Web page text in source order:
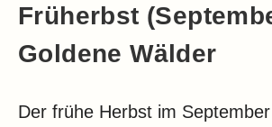
Früherbst
Goldene Wälder
Der frühe Herbst im